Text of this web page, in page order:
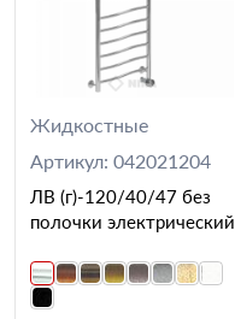
Жидкостные
Артикул: 042021204
ЛВ (г)-120/40/47 без
полочки электрический